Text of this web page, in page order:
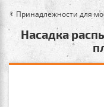
Принадлежности для
Насадка